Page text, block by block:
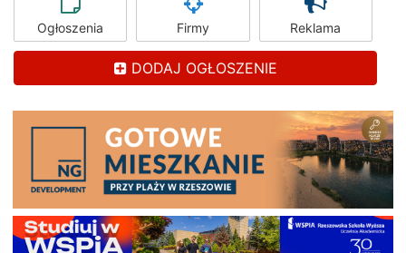
Ogłoszenia Firmy Reklama
DODAJ OGŁOSZENIE